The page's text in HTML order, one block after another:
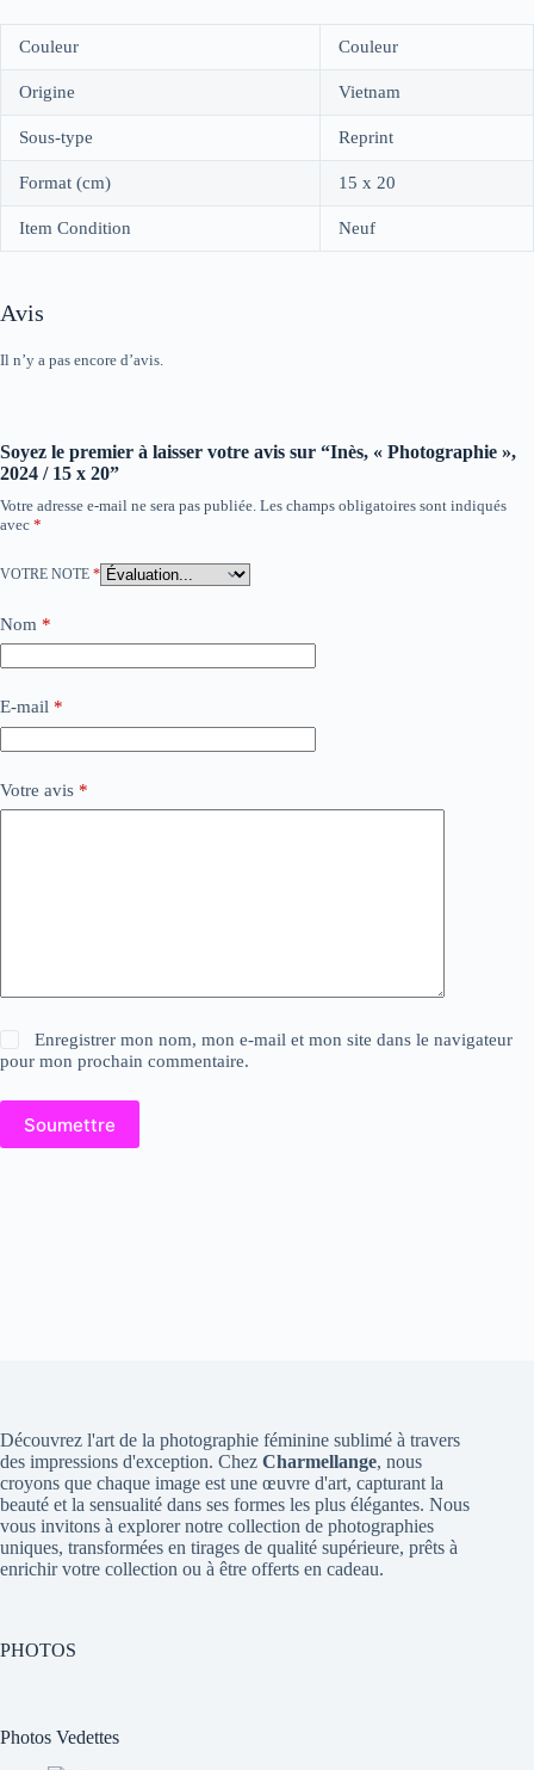
Couleur Couleur
Origine Vietnam
Sous-type Reprint
Format (cm) 15 x 20
Item Condition Neuf
Avis
Il n’y a pas encore d’avis.
Soyez le premier à laisser votre avis sur “Inès, « Photographie »,
2024 / 15 x 20”
Votre adresse e-mail ne sera pas publiée. Les champs obligatoires sont indiqués
avec *
VOTRE NOTE *
Nom *
E-mail *
Votre avis *
Enregistrer mon nom, mon e-mail et mon site dans le navigateur
pour mon prochain commentaire.
Soumettre
Découvrez l'art de la photographie féminine sublimé à travers
des impressions d'exception. Chez Charmellange, nous
croyons que chaque image est une œuvre d'art, capturant la
beauté et la sensualité dans ses formes les plus élégantes. Nous
vous invitons à explorer notre collection de photographies
uniques, transformées en tirages de qualité supérieure, prêts à
enrichir votre collection ou à être offerts en cadeau.
PHOTOS
Photos Vedettes